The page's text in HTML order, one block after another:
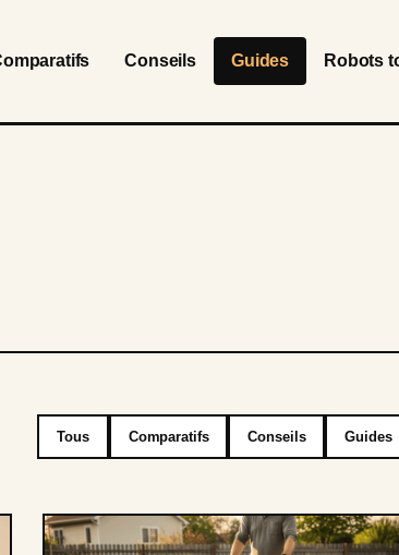
Conseils Guides Robots
Tous Comparatifs Conseils Guides